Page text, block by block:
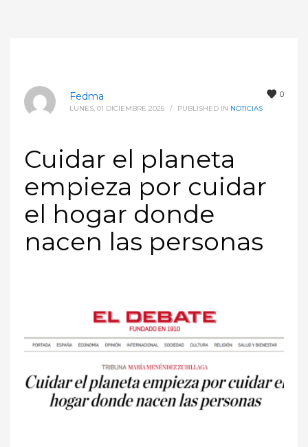
0
Fedma
LUNES, 01 DICIEMBRE 2025 / PUBLISHED IN NOTICIAS
Cuidar el planeta
empieza por cuidar
el hogar donde
nacen las personas